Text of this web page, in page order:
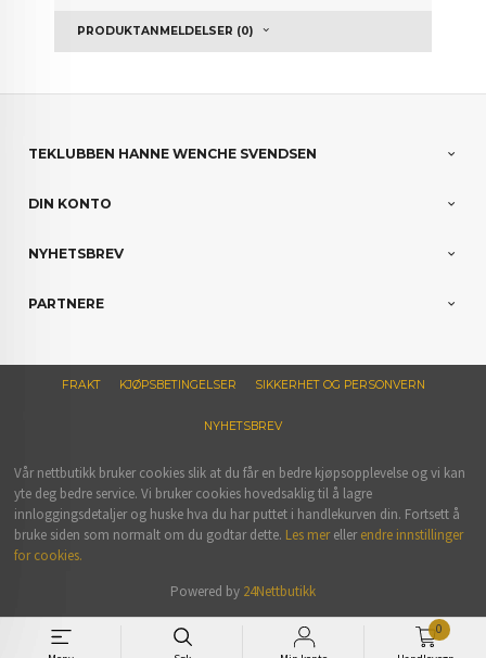
0
PRODUKTANMELDELSER (0)
TEKLUBBEN HANNE WENCHE SVENDSEN
DIN KONTO
NYHETSBREV
PARTNERE
FRAKT KJØPSBETINGELSER SIKKERHET OG PERSONVERN
NYHETSBREV
Vår nettbutikk bruker cookies slik at du får en bedre kjøpsopplevelse og vi kan
yte deg bedre service. Vi bruker cookies hovedsaklig til å lagre
innloggingsdetaljer og huske hva du har puttet i handlekurven din. Fortsett å
bruke siden som normalt om du godtar dette. Les merellerendre innstillinger
for cookies.
Powered by 24Nettbutikk